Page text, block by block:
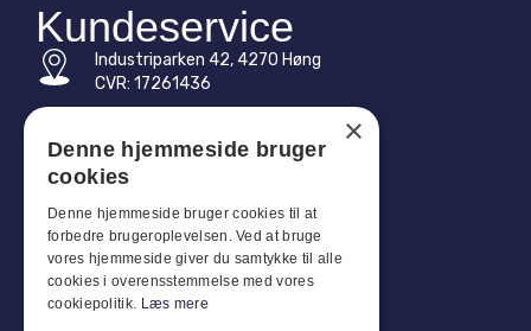
Kundeservice
Industriparken 42, 4270 Høng
CVR: 17261436
E-mail: vb@viggobendz.dk
Quicklinks
Persondatapolitik
Salgs- og leveringsbetingelser
×
Denne hjemmeside bruger
cookies
Denne hjemmeside bruger cookies til at
forbedre brugeroplevelsen. Ved at bruge
vores hjemmeside giver du samtykke til alle
cookies i overensstemmelse med vores
cookiepolitik. Læs mere